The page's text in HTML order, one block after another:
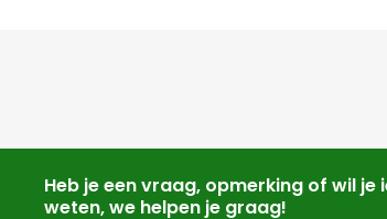
Heb je een vraag, opmerking of wil je
weten, we helpen je graag!